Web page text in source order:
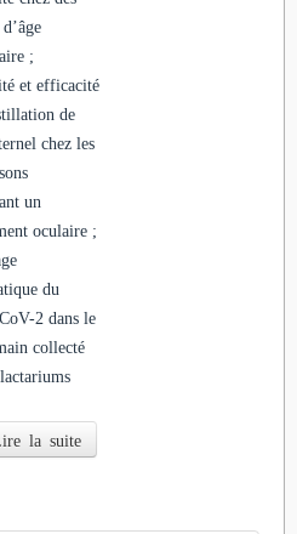
;
et efficacité
de
chez les
un
oculaire ;
du
2 dans le
collecté
la suite